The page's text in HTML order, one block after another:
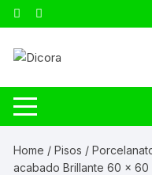
Home /Pisos /
acabado Brillante 60 x 60